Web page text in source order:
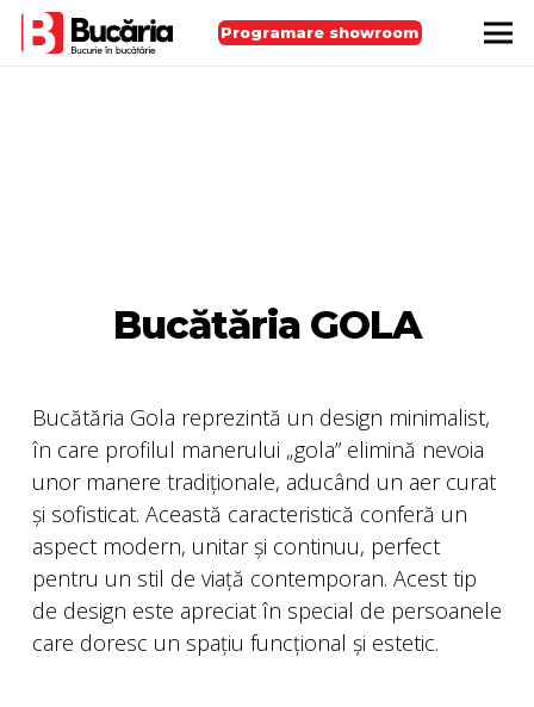
Programare showroom
Bucătăria GOLA
Bucătăria Gola reprezintă un design minimalist,
în care profilul manerului „gola” elimină nevoia
unor manere tradiționale, aducând un aer curat
și sofisticat. Această caracteristică conferă un
aspect modern, unitar și continuu, perfect
pentru un stil de viață contemporan. Acest tip
de design este apreciat în special de persoanele
care doresc un spațiu funcțional și estetic.